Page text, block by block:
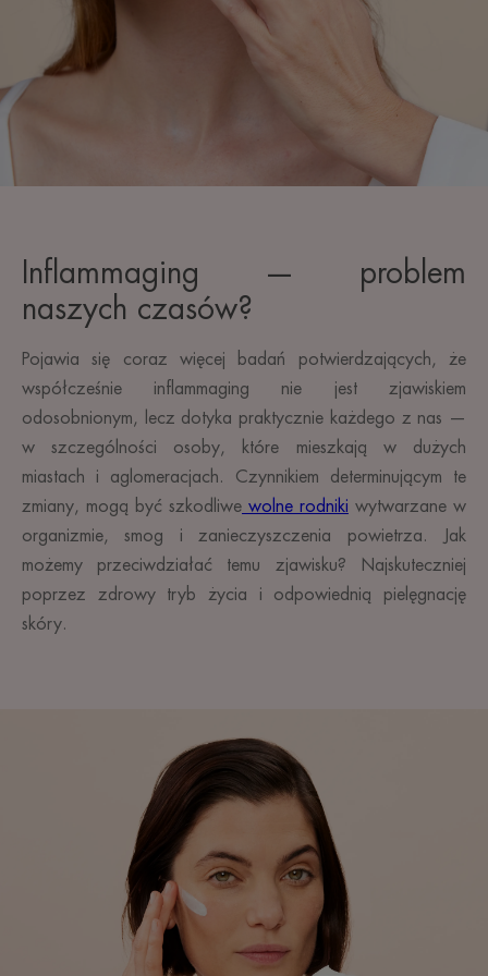
Inflammaging — problem
naszych czasów?
Pojawia się coraz więcej badań potwierdzających, że
współcześnie inflammaging nie jest zjawiskiem
odosobnionym, lecz dotyka praktycznie każdego z nas —
w szczególności osoby, które mieszkają w dużych
miastach i aglomeracjach. Czynnikiem determinującym te
zmiany, mogą być szkodliwewolne rodniki wytwarzane w
organizmie, smog i zanieczyszczenia powietrza. Jak
możemy przeciwdziałać temu zjawisku? Najskuteczniej
poprzez zdrowy tryb życia i odpowiednią pielęgnację
skóry.